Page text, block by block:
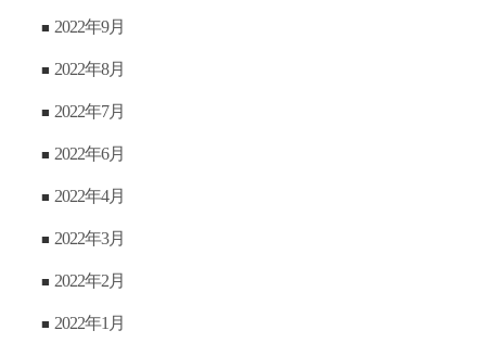
2022年9月
2022年8月
2022年7月
2022年6月
2022年4月
2022年3月
2022年2月
2022年1月